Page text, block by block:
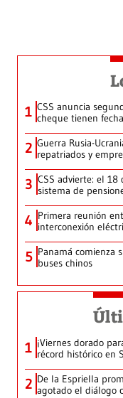
1 CSS anuncia
cheque tienen
2 Guerra Rusia-
repatriados y
3 CSS advierte: el
sistema de
4 Primera reunión
interconexión
5 Panamá comienza
buses chinos
1 ¡Viernes dorado
récord histórico en
2 De la Espriella
agotado el diálogo